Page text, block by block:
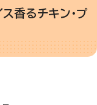
香るチキン・プ